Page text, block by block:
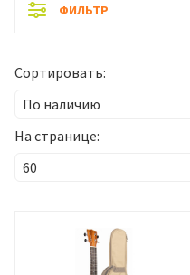
ФИЛЬТР
Сортировать:
На странице: